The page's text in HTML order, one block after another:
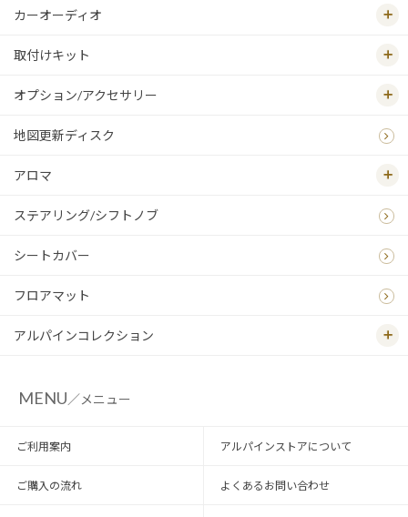
カーオーディオ
取付けキット
オプション/アクセサリー
地図更新ディスク
アロマ
ステアリング/シフトノブ
シートカバー
フロアマット
アルパインコレクション
MENU／メニュー
ご利用案内 アルパインストアについて
ご購入の流れ よくあるお問い合わせ